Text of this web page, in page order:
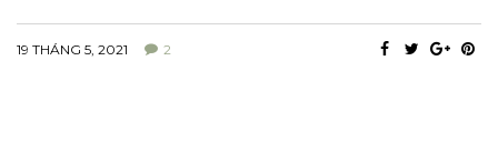
19 THÁNG 5, 2021 2